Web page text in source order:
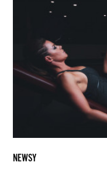
siłownie
wprowadziły
tempem
puszczanej
NEWSY